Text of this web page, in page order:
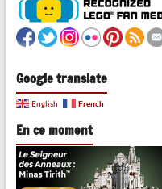
Google translate
English French
En ce moment